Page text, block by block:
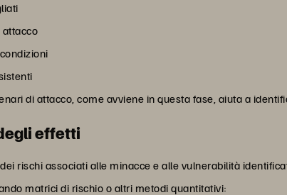
di attacco, come avviene in questa fase, aiuta a
effetti
rischi associati alle minacce e alle vulnerabilità
matrici di rischio o altri metodi quantitativi: